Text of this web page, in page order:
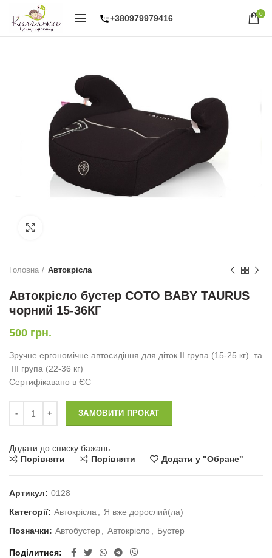
+380979979416 0
Головна Автокрісла
Автокрісло бустер COTO BABY TAURUS
чорний 15-36КГ
500 грн.
Зручне ергономічне автосидіння для діток II група (15-25 кг) та
III група (22-36 кг)
Сертифікавано в ЄС
ЗАМОВИТИ ПРОКАТ
Додати до списку бажань
Порівняти
Порівняти Додати у "Обране"
Артикул: 0128
Категорії: Автокрісла
Я вже дорослий(ла)
Позначки: Автобустер Автокрісло Бустер
Поділитися